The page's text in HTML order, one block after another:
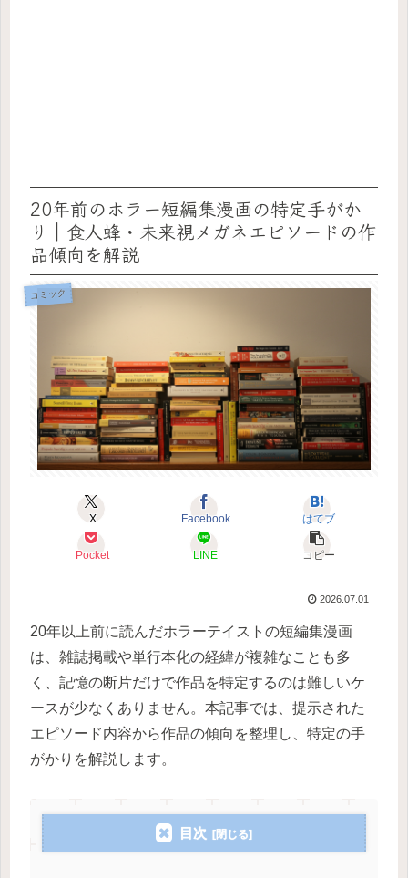
20年前のホラー短編集漫画の特定手がか
り｜食人蜂・未来視メガネエピソードの作
品傾向を解説
コミック
X Facebook はてブ
Pocket LINE コピー
2026.07.01
20年以上前に読んだホラーテイストの短編集漫画
は、雑誌掲載や単行本化の経緯が複雑なことも多
く、記憶の断片だけで作品を特定するのは難しいケ
ースが少なくありません。本記事では、提示された
エピソード内容から作品の傾向を整理し、特定の手
がかりを解説します。
目次